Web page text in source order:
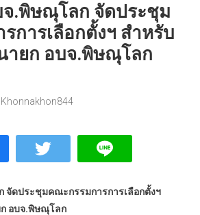
.พิษณุโลก จัดประชุม
การเลือกตั้งฯ สำหรับ
ายก อบจ.พิษณุโลก
Khonnakhon844
ดประชุมคณะกรรมการการเลือกตั้งฯ
ก อบจ.พิษณุโลก